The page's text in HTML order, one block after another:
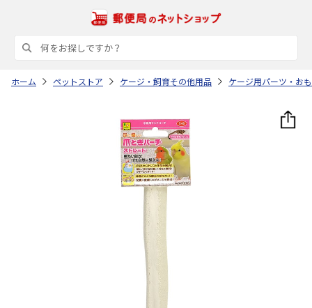
ホーム ペットストア ケージ・飼育その他用品 ケージ用パーツ・お